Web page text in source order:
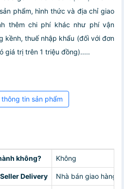
phẩm, hình thức và địa chỉ giao
thêm chi phí khác như phí vận
kềnh, thuế nhập khẩu (đối với đơn
giá trị trên 1 triệu đồng).....
tin sản phẩm
không? Không
Delivery Nhà bán giao hàng